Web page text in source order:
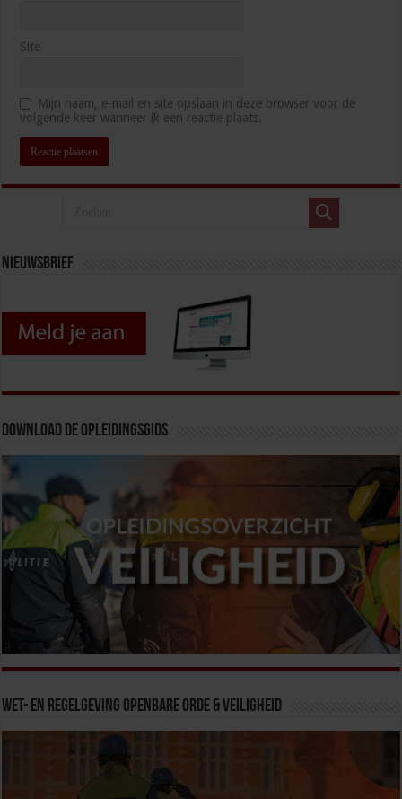
Site
Mijn naam, e-mail en site opslaan in deze browser voor de
volgende keer wanneer ik een reactie plaats.
Nieuwsbrief
Download de opleidingsgids
Wet- en Regelgeving Openbare Orde & Veiligheid